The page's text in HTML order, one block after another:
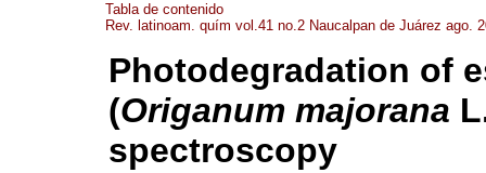
Tabla de contenido
Rev. latinoam. quím vol.41 no.2 Naucalpan de Juárez ago.
Photodegradation of
(Origanum majorana
spectroscopy